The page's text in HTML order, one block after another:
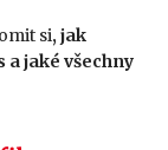
si, jak
a jaké všechny